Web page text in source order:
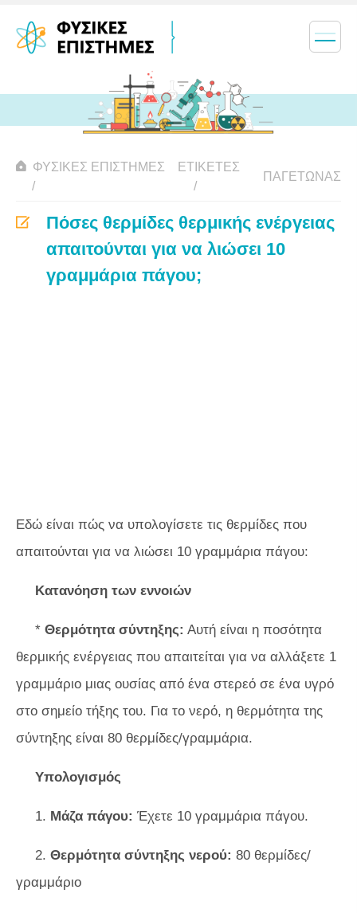
ΦΥΣΙΚΈΣ ΕΠΙΣΤΉΜΕΣ ΕΤΙΚΈΤΕΣ
ΠΑΓΕΤΏΝΑΣ
Πόσες θερμίδες θερμικής ενέργειας
απαιτούνται για να λιώσει 10
γραμμάρια πάγου;
Εδώ είναι πώς να υπολογίσετε τις θερμίδες που
απαιτούνται για να λιώσει 10 γραμμάρια πάγου:
Κατανόηση των εννοιών
* Θερμότητα σύντηξης: Αυτή είναι η ποσότητα
θερμικής ενέργειας που απαιτείται για να αλλάξετε 1
γραμμάριο μιας ουσίας από ένα στερεό σε ένα υγρό
στο σημείο τήξης του. Για το νερό, η θερμότητα της
σύντηξης είναι 80 θερμίδες/γραμμάρια.
Υπολογισμός
1. Μάζα πάγου: Έχετε 10 γραμμάρια πάγου.
2. Θερμότητα σύντηξης νερού: 80 θερμίδες/
γραμμάριο